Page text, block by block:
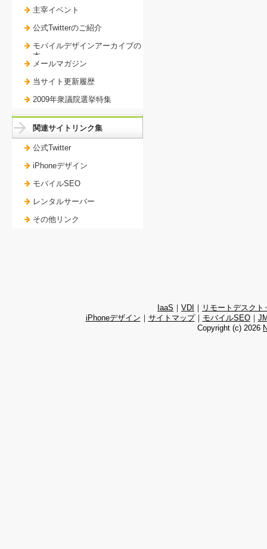
主宰イベント
公式Twitterのご紹介
モバイルデザインアーカイブの
本。
メールマガジン
当サイト更新履歴
2009年衆議院選挙特集
関連サイトリンク集
公式Twitter
iPhoneデザイン
モバイルSEO
レンタルサーバー
その他リンク
IaaS ｜ VDI ｜ リモートデスクト
iPhoneデザイン ｜ サイトマップ｜ モバイルSEO｜
Copyright (c) 2026